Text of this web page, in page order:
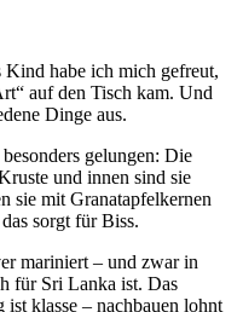
Kind habe ich mich gefreut,
auf den Tisch kam. Und
Dinge aus.
gelungen: Die
und innen sind sie
sie mit Granatapfelkernen
sorgt für Biss.
mariniert – und zwar in
für Sri Lanka ist. Das
klasse – nachbauen lohnt